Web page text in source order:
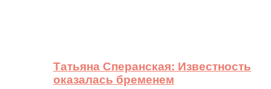
Татьяна Сперанская: Известность
оказалась бременем